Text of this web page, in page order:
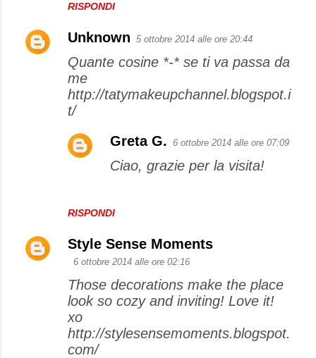
RISPONDI
Unknown 5 ottobre 2014 alle ore 20:44
Quante cosine *-* se ti va passa da
me
http://tatymakeupchannel.blogspot.i
t/
RISPONDI
Greta G. 6 ottobre 2014 alle ore 07:09
Ciao, grazie per la visita!
Style Sense Moments
6 ottobre 2014 alle ore 02:16
Those decorations make the place
look so cozy and inviting! Love it!
xo
http://stylesensemoments.blogspot.
com/